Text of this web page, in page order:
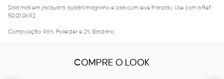
Saia midi em jacquard, quadril magrinho e saia com leve franzido. Use com a Ref.:
50.01.0692.
Composição: 98% Poliéster e 2% Elastano
COMPRE O LOOK